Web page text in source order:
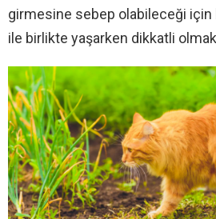
girmesine sebep olabileceği için
ile birlikte yaşarken dikkatli